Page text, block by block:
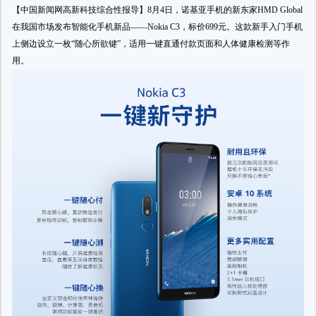
【中国新闻网高新科技综合性报导】8月4日，诺基亚手机的新东家HMD Global
在我国市场发布智能化手机新品——Nokia C3，标价699元。这款新手入门手机
上侧边设立一枚“随心所欲键”，适用一键直通付款页面和人体健康检测等作
用。